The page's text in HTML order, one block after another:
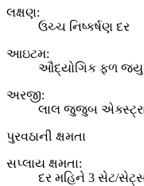
લક્ષણ:
ઉચ્ચ નિષ્કર્ષણ દર
આઇટમ:
ઔદ્યોગિક ફળ
અરજી:
લાલ જુજુબ
પુરવઠાની ક્ષમતા
સપ્લાય ક્ષમતા:
દર મહિને 3 સેટ/